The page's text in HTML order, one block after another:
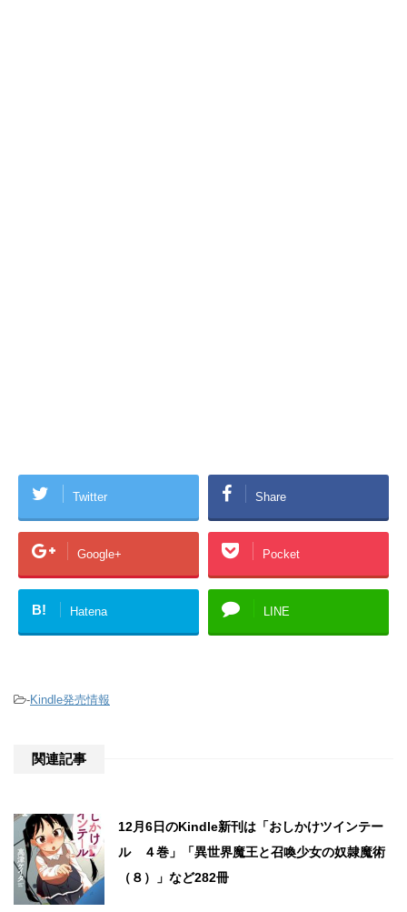
Twitter Share
Google+ Pocket
B! Hatena LINE
-Kindle発売情報
関連記事
12月6日のKindle新刊は「おしかけツインテー
ル ４巻」「異世界魔王と召喚少女の奴隷魔術
（８）」など282冊